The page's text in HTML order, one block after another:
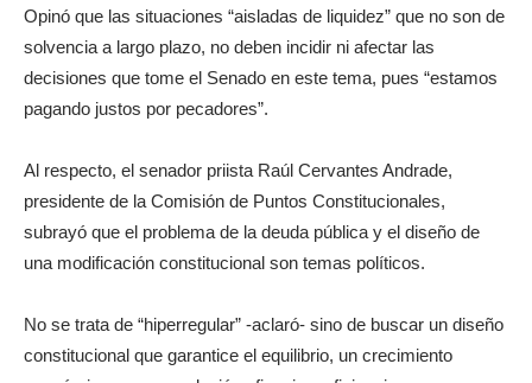
Opinó que las situaciones “aisladas de liquidez” que no son de
solvencia a largo plazo, no deben incidir ni afectar las
decisiones que tome el Senado en este tema, pues “estamos
pagando justos por pecadores”.
Al respecto, el senador priista Raúl Cervantes Andrade,
presidente de la Comisión de Puntos Constitucionales,
subrayó que el problema de la deuda pública y el diseño de
una modificación constitucional son temas políticos.
No se trata de “hiperregular” -aclaró- sino de buscar un diseño
constitucional que garantice el equilibrio, un crecimiento